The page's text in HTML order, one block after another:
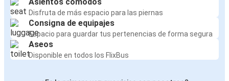
Disfruta de más espacio para las piernas
Consigna de equipajes
Espacio para guardar tus pertenencias de forma segura
Aseos
Disponible en todos los FlixBus